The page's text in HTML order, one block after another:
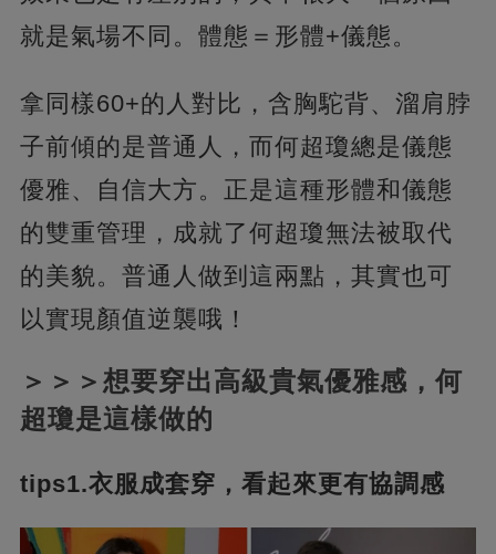
就是氣場不同。體態＝形體+儀態。
拿同樣60+的人對比，含胸駝背、溜肩脖
子前傾的是普通人，而何超瓊總是儀態
優雅、自信大方。正是這種形體和儀態
的雙重管理，成就了何超瓊無法被取代
的美貌。普通人做到這兩點，其實也可
以實現顏值逆襲哦！
＞＞＞想要穿出高級貴氣優雅感，何
超瓊是這樣做的
tips1.衣服成套穿，看起來更有協調感